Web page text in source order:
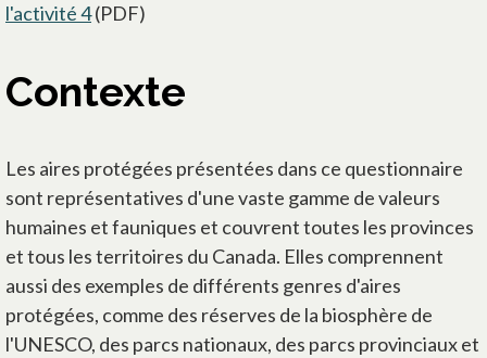
l'activité 4s’ouvre dans un nouvel onglet
(PDF)
Contexte
Les aires protégées présentées dans ce questionnaire
sont représentatives d'une vaste gamme de valeurs
humaines et fauniques et couvrent toutes les provinces
et tous les territoires du Canada. Elles comprennent
aussi des exemples de différents genres d'aires
protégées, comme des réserves de la biosphère de
l'UNESCO, des parcs nationaux, des parcs provinciaux et